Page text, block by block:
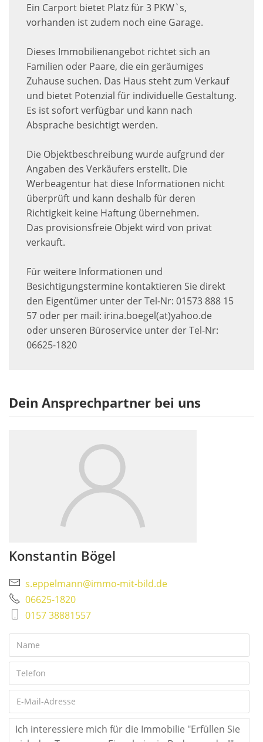
Ein Carport bietet Platz für 3 PKW`s,
vorhanden ist zudem noch eine Garage.
Dieses Immobilienangebot richtet sich an
Familien oder Paare, die ein geräumiges
Zuhause suchen. Das Haus steht zum Verkauf
und bietet Potenzial für individuelle Gestaltung.
Es ist sofort verfügbar und kann nach
Absprache besichtigt werden.
Die Objektbeschreibung wurde aufgrund der
Angaben des Verkäufers erstellt. Die
Werbeagentur hat diese Informationen nicht
überprüft und kann deshalb für deren
Richtigkeit keine Haftung übernehmen.
Das provisionsfreie Objekt wird von privat
verkauft.
Für weitere Informationen und
Besichtigungstermine kontaktieren Sie direkt
den Eigentümer unter der Tel-Nr: 01573 888 15
57 oder per mail: irina.boegel(at)yahoo.de
oder unseren Büroservice unter der Tel-Nr:
06625-1820
Dein Ansprechpartner bei uns
Konstantin Bögel
s.eppelmann@immo-mit-bild.de
06625-1820
0157 38881557